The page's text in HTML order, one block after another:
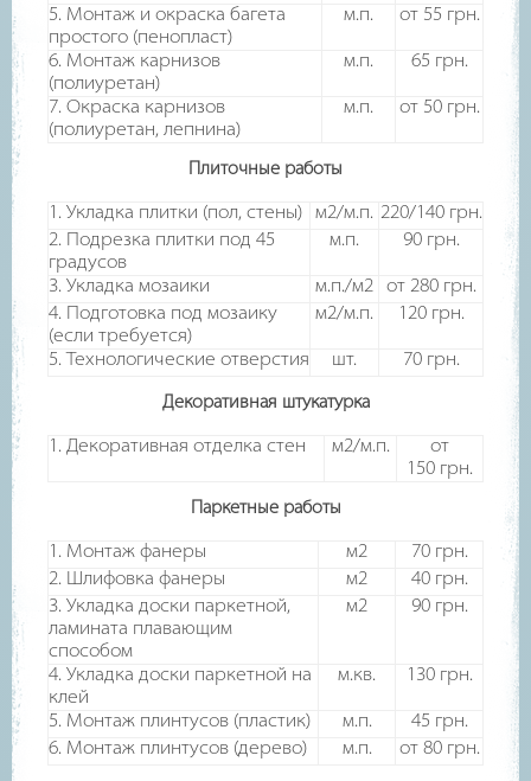
5. Монтаж и окраска багета
простого (пенопласт)
м.п. от 55 грн.
6. Монтаж карнизов
(полиуретан)
м.п. 65 грн.
7. Окраска карнизов
(полиуретан, лепнина)
м.п. от 50 грн.
Плиточные работы
1. Укладка плитки (пол, стены) м2/м.п. 220/140 грн.
2. Подрезка плитки под 45
градусов
м.п. 90 грн.
3. Укладка мозаики м.п./м2 от 280 грн.
4. Подготовка под мозаику
(если требуется)
м2/м.п. 120 грн.
5. Технологические отверстия шт. 70 грн.
Декоративная штукатурка
1. Декоративная отделка стен м2/м.п.
от
150 грн.
Паркетные работы
1. Монтаж фанеры м2 70 грн.
2. Шлифовка фанеры
м2 40 грн.
3. Укладка доски паркетной,
ламината плавающим
способом
м2 90 грн.
4. Укладка доски паркетной на
клей
м.кв. 130 грн.
5. Монтаж плинтусов (пластик) м.п. 45 грн.
6. Монтаж плинтусов (дерево)
м.п. от 80 грн.